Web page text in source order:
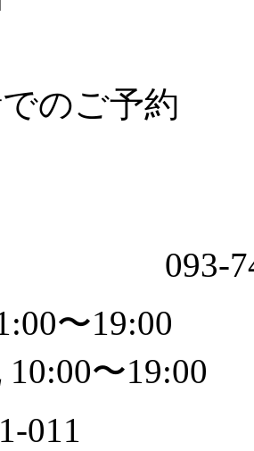
のご予約
093-
〜19:00
〜19:00
011